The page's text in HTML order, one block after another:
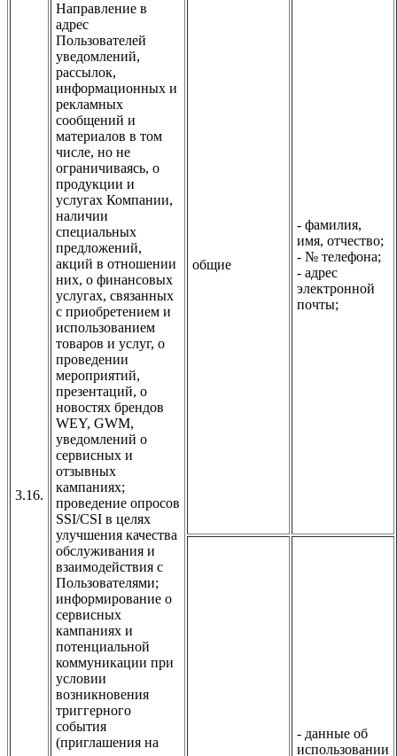
3.16.
Направление в
адрес
Пользователей
уведомлений,
рассылок,
информационных и
рекламных
сообщений и
материалов в том
числе, но не
ограничиваясь, о
продукции и
услугах Компании,
наличии
специальных
предложений,
акций в отношении
них, о финансовых
услугах, связанных
с приобретением и
использованием
товаров и услуг, о
проведении
мероприятий,
презентаций, о
новостях брендов
WEY, GWM,
уведомлений о
сервисных и
отзывных
кампаниях;
проведение опросов
SSI/CSI в целях
улучшения качества
обслуживания и
взаимодействия с
Пользователями;
информирование о
сервисных
кампаниях и
потенциальной
коммуникации при
условии
возникновения
триггерного
события
(приглашения на
общие
- фамилия,
имя, отчество;
- № телефона;
- адрес
электронной
почты;
- данные об
использовании